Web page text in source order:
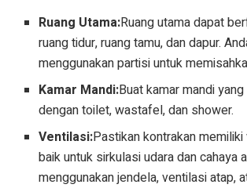
Ruang Utama:Ruang utama dapat
ruang tidur, ruang tamu, dan dapur.
menggunakan partisi untuk
Kamar Mandi:Buat kamar mandi
dengan toilet, wastafel, dan shower.
Ventilasi:Pastikan kontrakan
baik untuk sirkulasi udara dan cahaya
menggunakan jendela, ventilasi atap,